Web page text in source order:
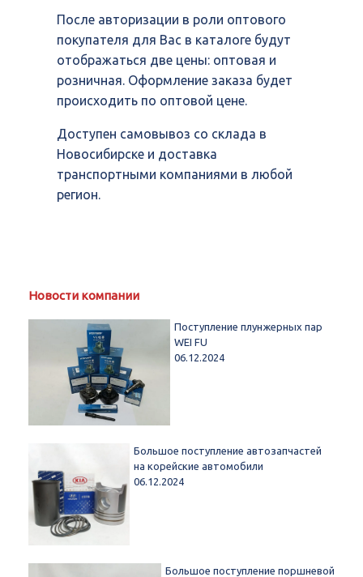
После авторизации в роли оптового
покупателя для Вас в каталоге будут
отображаться две цены: оптовая и
розничная. Оформление заказа будет
происходить по оптовой цене.
Доступен самовывоз со склада в
Новосибирске и доставка
транспортными компаниями в любой
регион.
Новости компании
Поступление плунжерных пар
WEI FU
06.12.2024
Большое поступление автозапчастей
на корейские автомобили
06.12.2024
Большое поступление поршневой